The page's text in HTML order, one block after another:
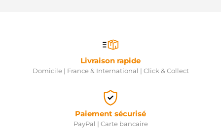
Livraison rapide
Domicile | France & International | Click & Collect
Paiement sécurisé
PayPal | Carte bancaire